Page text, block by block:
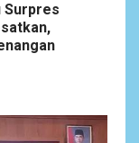
Surpres